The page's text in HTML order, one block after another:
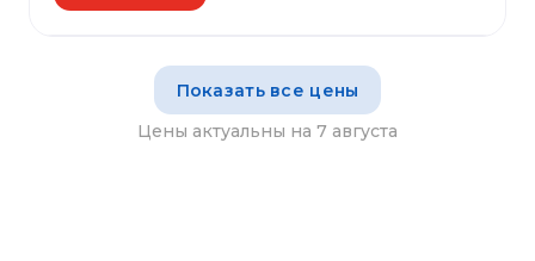
Показать все цены
Цены актуальны на 7 августа